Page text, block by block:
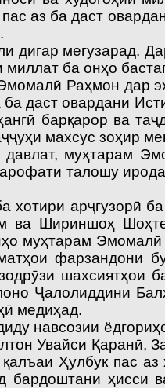
аз ба даст
дигар мегузарад.
ба онҳо
Раҳмон дар
даст овардани
барқарор ва
махсус зоҳир
муҳтарам
талошу
арҷгузорӣ
ва Шириншоҳ
муҳтарам
фарзандони
шахсиятҳои
Ҷалолиддини
медиҳад.
навсозии
Увайси Қаранӣ,
Ҳулбук пас
ҳисси